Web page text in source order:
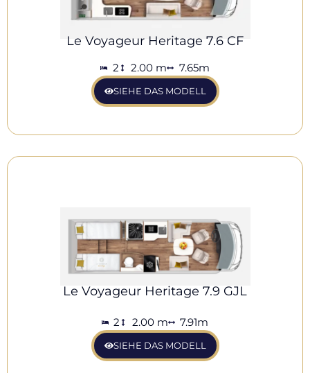
Le Voyageur Heritage 7.6 CF
2 2.00 m 7.65m
SIEHE DAS MODELL
Le Voyageur Heritage 7.9 GJL
2 2.00 m 7.91m
SIEHE DAS MODELL